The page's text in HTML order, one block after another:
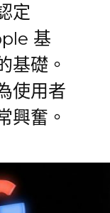
定
基
基礎。
使用者
興奮。